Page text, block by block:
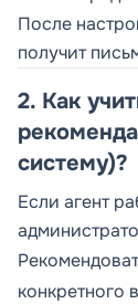
После
получит
2. Как
систему)?
Если агент
конкретного